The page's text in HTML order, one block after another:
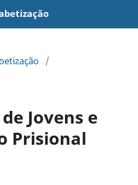
/
Jovens e
Prisional